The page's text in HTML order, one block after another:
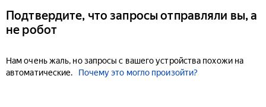
Подтвердите, что запросы отправляли вы, а
не робот
Нам очень жаль, но запросы с вашего устройства похожи на
автоматические.
Почему это могло произойти?